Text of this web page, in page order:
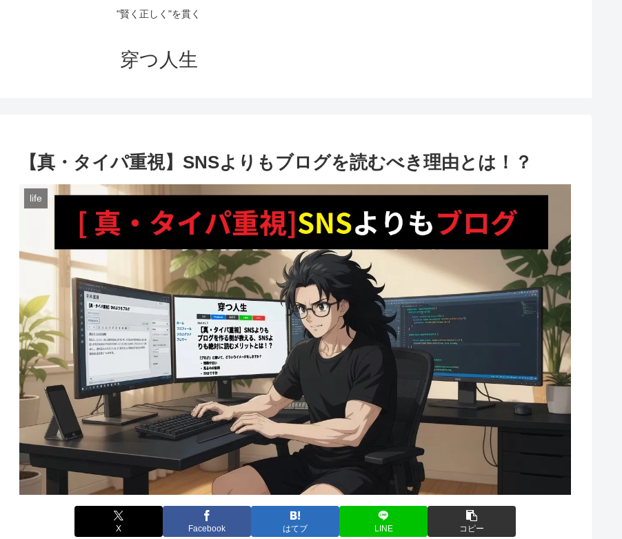
"賢く正しく"を貫く
穿つ人生
【真・タイパ重視】SNSよりもブログを読むべき理由とは！？
life
X Facebook はてブ LINE コピー